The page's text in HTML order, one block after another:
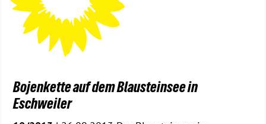
Bojenkette auf dem Blausteinsee in
Eschweiler